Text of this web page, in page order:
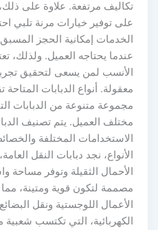
تكاليف مرتفعة. علاوة على ذلك،
على توفير خيارات مرنة تلبي
الخدمات إمكانية الحجز
عندما يحتاجه العميل. ولذلك،
الأنسب لمن يسعى لتحقيق
معقولة. أنواع الدبابات المتاحة
مجموعة متنوعة من الدبابات
مختلف العميل. يتم تصنيف
الاستخدامات المختلفة
الأنواع، نجد دبابات النقل
الأحمال الثقيلة وتوفر مساحة
مصممة لتكون قوية ومتينة، مما
الأعمال اللوجستية ونقل البضائع.
الكهربائية، التي تكتسب شعبية